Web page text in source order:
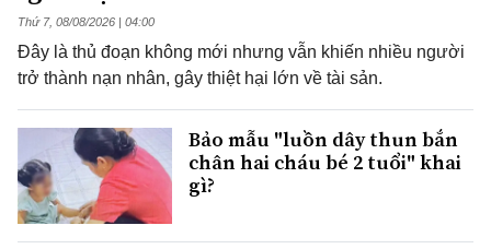
Thứ 7, 08/08/2026 | 04:00
Đây là thủ đoạn không mới nhưng vẫn khiến nhiều người
trở thành nạn nhân, gây thiệt hại lớn về tài sản.
Bảo mẫu "luồn dây thun bắn
chân hai cháu bé 2 tuổi" khai
gì?